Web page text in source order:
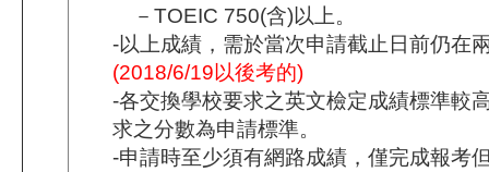
－TOEIC 750(含)以上。
-以上成績，需於當次申請截止日前仍在
(2018/6/19以後考的)
-各交換學校要求之英文檢定成績標準較
求之分數為申請標準。
-申請時至少須有網路成績，僅完成報考